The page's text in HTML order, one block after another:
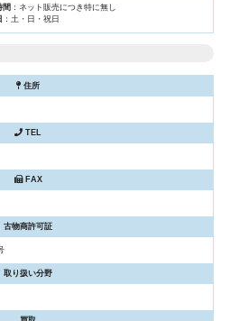
間 ：ネット販売につき特に無し
：土・日・祝日
住所
TEL
FAX
古物商許可証
取り扱い分野